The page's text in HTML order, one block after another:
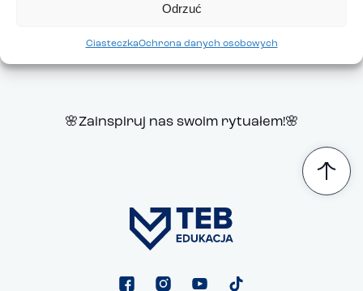
Odrzuć
CiasteczkaOchrona danych osobowych
Regulaminkonkursu dostępny jest tutaj.
🌸Zainspiruj nas swoim rytuałem!🌸